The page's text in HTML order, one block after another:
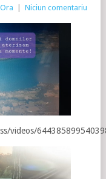
Niciun comentariu
videos/